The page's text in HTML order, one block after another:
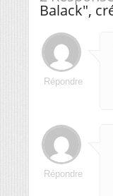
Balack",
Répondre
Répondre